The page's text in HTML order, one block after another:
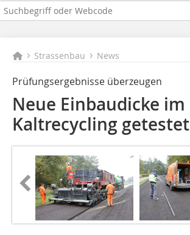
Strassenbau News
Prüfungsergebnisse überzeugen
Neue Einbaudicke im
Kaltrecycling getestet